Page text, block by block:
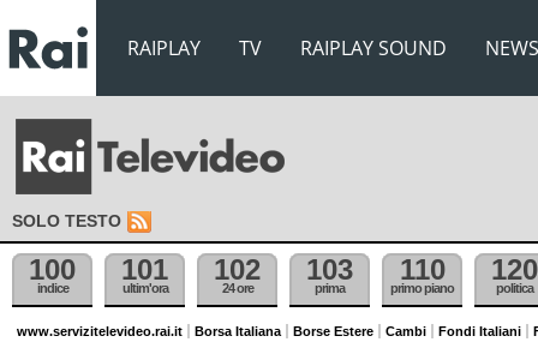
RAIPLAY TV RAIPLAY SOUND NEWS
SOLO TESTO
100
indice
101
ultim'ora
102
24 ore
103
prima
110
primo piano
120
politica
www.servizitelevideo.rai.it Borsa Italiana Borse Estere Cambi Fondi Italiani